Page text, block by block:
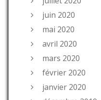
juin 2020
mai 2020
avril 2020
mars 2020
février 2020
janvier 2020